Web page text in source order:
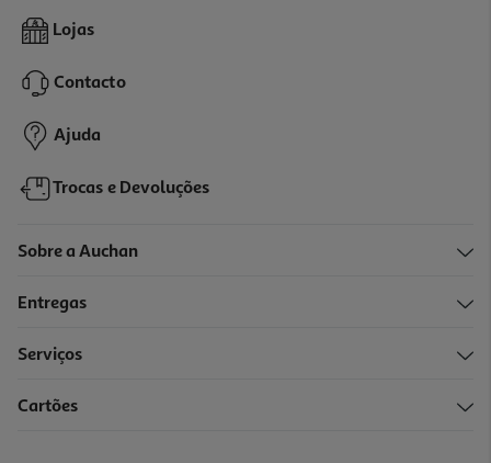
Lojas
Contacto
Ajuda
Trocas e Devoluções
Sobre a Auchan
Entregas
Serviços
Cartões